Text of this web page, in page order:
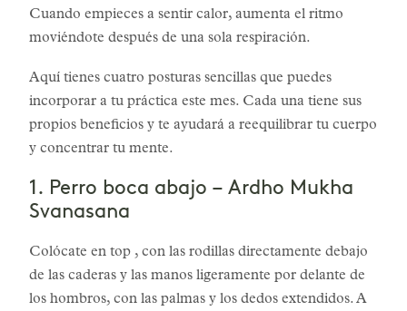
Cuando empieces a sentir calor, aumenta el ritmo
moviéndote después de una sola respiración.
Aquí tienes cuatro posturas sencillas que puedes
incorporar a tu práctica este mes. Cada una tiene sus
propios beneficios y te ayudará a reequilibrar tu cuerpo
y concentrar tu mente.
1. Perro boca abajo – Ardho Mukha
Svanasana
Colócate en top , con las rodillas directamente debajo
de las caderas y las manos ligeramente por delante de
los hombros, con las palmas y los dedos extendidos. A